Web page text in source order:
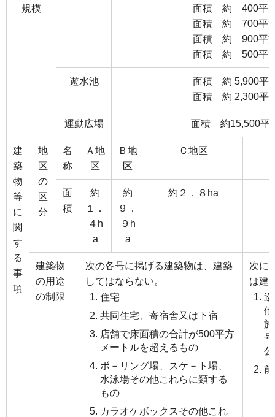
規模
面積 約 400平
面積 約 700平
面積 約 900平
面積 約 500平
遊水池
面積 約 5,900平
面積 約 2,300平
運動広場 面積 約15,500平
建
築
物
等
に
関
す
る
事
項
地
区
の
区
分
名
称
Ａ地
区
Ｂ地
区
Ｃ地区
面
積
約
１．
４h
a
約
９．
９h
a
約２．８ha
建築物
の用途
の制限
次の各号に掲げる建築物は、建築
してはならない。
住宅
共同住宅、寄宿舎又は下宿
店舗で床面積の合計が500平方
メートルを超えるもの
ボ－リング場、スケ－ト場、
水泳場その他これらに類する
もの
カラオケボックスその他これ
次に
は建